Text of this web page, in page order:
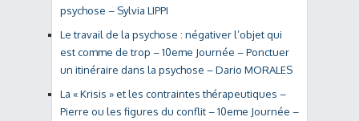
psychose – Sylvia LIPPI
Le travail de la psychose : négativer l’objet qui
est comme de trop – 10eme Journée – Ponctuer
un itinéraire dans la psychose – Dario MORALES
La « Krisis » et les contraintes thérapeutiques –
Pierre ou les figures du conflit – 10eme Journée –